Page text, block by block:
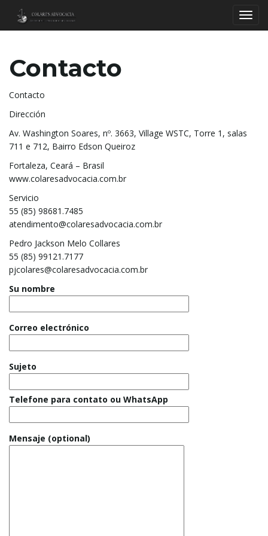
Contacto
Contacto
Dirección
Av. Washington Soares, nº. 3663, Village WSTC, Torre 1, salas
711 e 712, Bairro Edson Queiroz
Fortaleza, Ceará – Brasil
www.colaresadvocacia.com.br
Servicio
55 (85) 98681.7485
atendimento@colaresadvocacia.com.br
Pedro Jackson Melo Collares
55 (85) 99121.7177
pjcolares@colaresadvocacia.com.br
Su nombre
Correo electrónico
Sujeto
Telefone para contato ou WhatsApp
Mensaje (optional)